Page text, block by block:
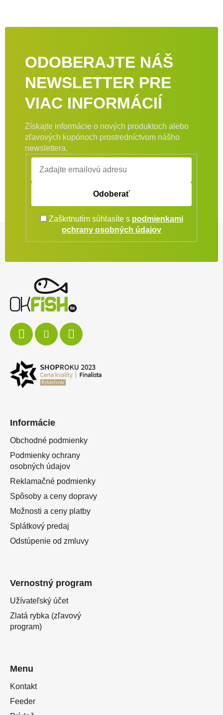
ODOBERAJTE NÁŠ
NEWSLETTER PRE
VIAC INFORMÁCIÍ
Získajte informácie o nových produktoch alebo
zľavových kupónoch prostredníctvom nášho
newslettera.
Odoberať
Zaškrtnutím súhlasíte s podmienkami
ochrany osobných údajov
Informácie
Obchodné podmienky
Podmienky ochrany
osobných údajov
Reklamačné podmienky
Spôsoby a ceny dopravy
Možnosti a ceny platby
Splátkový predaj
Odstúpenie od zmluvy
Vernostný program
Užívateľský účet
Zlatá rybka (zľavový
program)
Menu
Kontakt
Feeder